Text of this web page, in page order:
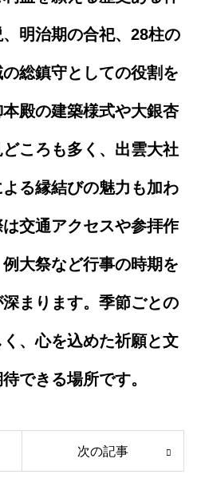
明治期の合祀、28柱の
総鎮守としての役割を
殿の建築様式や大銀杏
ころも多く、出雲大社
る縁結びの魅力も加わ
交通アクセスや参拝作
大祭など行事の時期を
まります。季節ごとの
、心を込めた祈願と文
できる場所です。
次の記事